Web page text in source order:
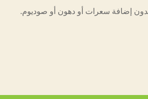
إضافة سعرات أو دهون أو صوديوم.